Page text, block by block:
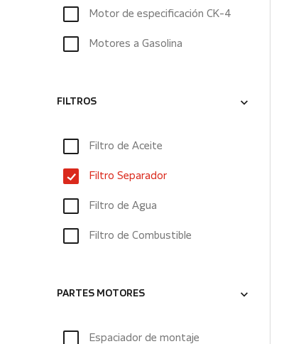
Motor de especificación CK-4
Motores a Gasolina
FILTROS
Filtro de Aceite
Filtro Separador
Filtro de Agua
Filtro de Combustible
PARTES MOTORES
Espaciador de montaje